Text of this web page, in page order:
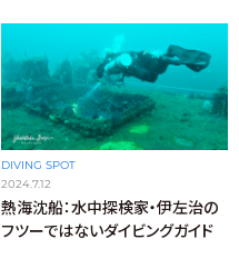
DIVING SPOT
2024.7.12
熱海沈船：水中探検家・伊左治の
フツーではないダイビングガイド